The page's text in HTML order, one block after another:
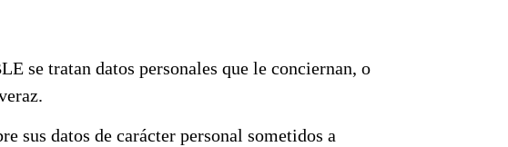
se tratan datos personales que le conciernan, o
sus datos de carácter personal sometidos a